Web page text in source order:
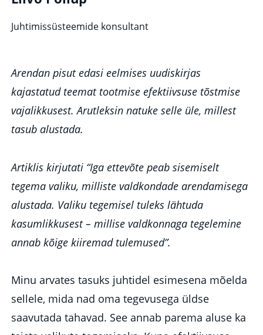
Juhtimissüsteemide konsultant
Arendan pisut edasi eelmises uudiskirjas
kajastatud teemat tootmise efektiivsuse tõstmise
vajalikkusest. Arutleksin natuke selle üle, millest
tasub alustada.
Artiklis kirjutati “Iga ettevõte peab sisemiselt
tegema valiku, milliste valdkondade arendamisega
alustada. Valiku tegemisel tuleks lähtuda
kasumlikkusest – millise valdkonnaga tegelemine
annab kõige kiiremad tulemused”.
Minu arvates tasuks juhtidel esimesena mõelda
sellele, mida nad oma tegevusega üldse
saavutada tahavad. See annab parema aluse ka